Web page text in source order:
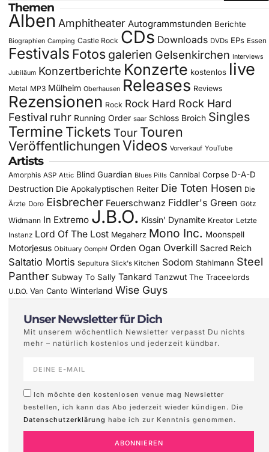
Themen
Alben Amphitheater Autogrammstunden Berichte
Biographien Camping Castle Rock CDs Downloads DVDs EPs Essen
Festivals Fotos galerien Gelsenkirchen Interviews
Jubiläum Konzertberichte Konzerte kostenlos live
Metal MP3 Mülheim Oberhausen Releases Reviews
Rezensionen Rock Rock Hard Rock Hard
Festival ruhr Running Order saar Schloss Broich Singles
Termine Tickets Tour Touren
Veröffentlichungen Videos Vorverkauf YouTube
Artists
Amorphis ASP Attic Blind Guardian Blues Pills Cannibal Corpse D-A-D
Destruction Die Apokalyptischen Reiter Die Toten Hosen Die
Ärzte Doro Eisbrecher Feuerschwanz Fiddler's Green Götz
Widmann In Extremo J.B.O. Kissin' Dynamite Kreator Letzte
Instanz Lord Of The Lost Megaherz Mono Inc. Moonspell
Motorjesus Obituary Oomph! Orden Ogan Overkill Sacred Reich
Saltatio Mortis Sepultura Slick's Kitchen Sodom Stahlmann Steel
Panther Subway To Sally Tankard Tanzwut The Traceelords
U.D.O. Van Canto Winterland Wise Guys
Unser Newsletter für Dich
Mit unserem wöchentlich Newsletter verpasst Du nichts
mehr – natürlich kostenlos und jederzeit kündbar.
Ich möchte den kostenlosen venue mag Newsletter
bestellen, ich kann das Abo jederzeit wieder kündigen. Die
Datenschutzerklärung habe ich zur Kenntnis genommen.
ABONNIEREN